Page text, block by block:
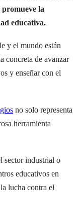
la
educativa.
y el mundo están
concreta de avanzar
y enseñar con el
no solo representa
herramienta
sector industrial o
educativos en
lucha contra el